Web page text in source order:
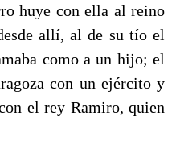
huye con ella al reino
allí, al de su tío el
como a un hijo; el
con un ejército y
el rey Ramiro, quien